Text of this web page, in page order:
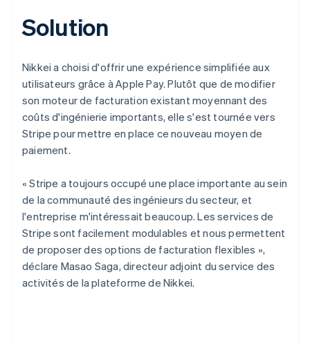
Solution
Nikkei a choisi d'offrir une expérience simplifiée aux
utilisateurs grâce à Apple Pay. Plutôt que de modifier
son moteur de facturation existant moyennant des
coûts d'ingénierie importants, elle s'est tournée vers
Stripe pour mettre en place ce nouveau moyen de
paiement.
« Stripe a toujours occupé une place importante au sein
de la communauté des ingénieurs du secteur, et
l'entreprise m'intéressait beaucoup. Les services de
Stripe sont facilement modulables et nous permettent
de proposer des options de facturation flexibles »,
déclare Masao Saga, directeur adjoint du service des
activités de la plateforme de Nikkei.